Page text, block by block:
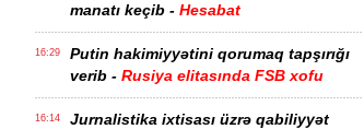
manatı keçib - Hesabat
16:29
Putin hakimiyyətini qorumaq tapşırığı
verib - Rusiya elitasında FSB xofu
16:14
Jurnalistika ixtisası üzrə qabiliyyət